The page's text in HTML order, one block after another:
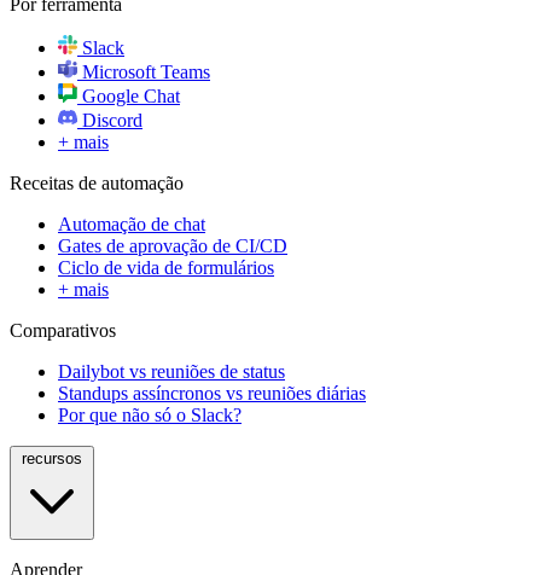
Por ferramenta
Slack
Microsoft Teams
Google Chat
Discord
+ mais
Receitas de automação
Automação de chat
Gates de aprovação de CI/CD
Ciclo de vida de formulários
+ mais
Comparativos
Dailybot vs reuniões de status
Standups assíncronos vs reuniões diárias
Por que não só o Slack?
Aprender